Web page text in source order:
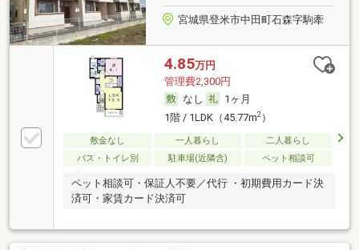
宮城県登米市中田町石森字駒牽
4.85万円
管理費2,300円
なし
1ヶ月
1階 / 1LDK（45.77m2）
敷金なし 一人暮らし
二人暮らし
バス・トイレ別
駐車場(近隣含) ペット相談可
ペット相談可・保証人不要／代行 ・初期費用カード決
済可・家賃カード決済可